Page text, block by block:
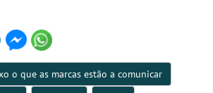
o que as marcas estão a comunicar